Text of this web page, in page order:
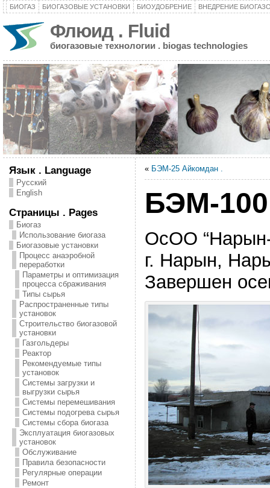
БИОГАЗ БИОГАЗОВЫЕ УСТАНОВКИ БИОУДОБРЕНИЕ ВНЕДРЕНИЕ
Флюид . Fluid
биогазовые технологии . biogas technologies
Язык . Language
Русский
English
Страницы . Pages
Биогаз
Использование биогаза
Биогазовые установки
Процесс анаэробной
переработки
Параметры и оптимизация
процесса сбраживания
Типы сырья
Распространенные типы
установок
Строительство биогазовой
установки
Газгольдеры
Реактор
Рекомендуемые типы
установок
Системы загрузки и
выгрузки сырья
Системы перемешивания
Системы подогрева сырья
Системы сбора биогаза
Эксплуатация биогазовых
установок
Обслуживание
Правила безопасности
Регулярные операции
Ремонт
« БЭМ-25 Айкомдан .
БЭМ-
ОсОО “Нарын-
г. Нарын,
Завершен